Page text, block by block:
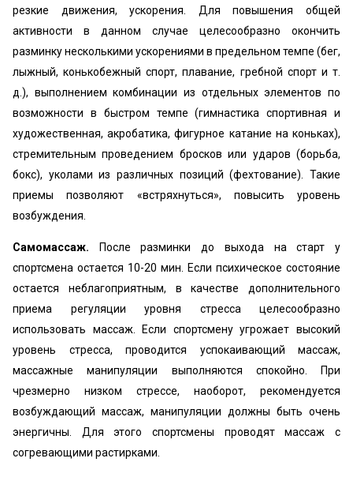
резкие движения, ускорения. Для повышения общей
активности в данном случае целесообразно окончить
разминку несколькими ускорениями в предельном темпе (бег,
лыжный, конькобежный спорт, плавание, гребной спорт и т.
д.), выполнением комбинации из отдельных элементов по
возможности в быстром темпе (гимнастика спортивная и
художественная, акробатика, фигурное катание на коньках),
стремительным проведением бросков или ударов (борьба,
бокс), уколами из различных позиций (фехтование). Такие
приемы позволяют «встряхнуться», повысить уровень
возбуждения.
Самомассаж. После разминки до выхода на старт у
спортсмена остается 10-20 мин. Если психическое состояние
остается неблагоприятным, в качестве дополнительного
приема регуляции уровня стресса целесообразно
использовать массаж. Если спортсмену угрожает высокий
уровень стресса, проводится успокаивающий массаж,
массажные манипуляции выполняются спокойно. При
чрезмерно низком стрессе, наоборот, рекомендуется
возбуждающий массаж, манипуляции должны быть очень
энергичны. Для этого спортсмены проводят массаж с
согревающими растирками.